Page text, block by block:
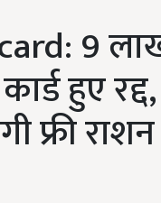
9
हुए
फ्री